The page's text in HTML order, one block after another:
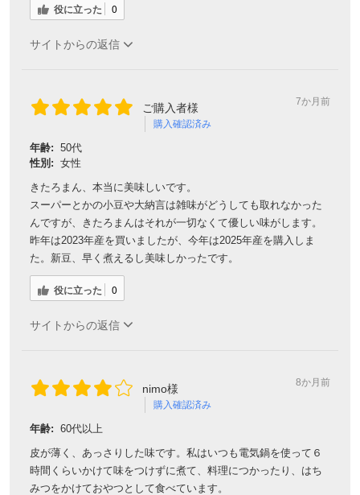
役に立った 0
サイトからの返信
ご購入者様
購入確認済み
7か月前
年齢: 50代
性別: 女性
きたろまん、本当に美味しいです。
スーパーとかの小豆や大納言は雑味がどうしても取れなかった
んですが、きたろまんはそれが一切なくて優しい味がします。
昨年は2023年産を買いましたが、今年は2025年産を購入しま
た。新豆、早く煮えるし美味しかったです。
役に立った 0
サイトからの返信
nimo様
購入確認済み
8か月前
年齢: 60代以上
皮が薄く、あっさりした味です。私はいつも電気鍋を使って６
時間くらいかけて味をつけずに煮て、料理につかったり、はち
みつをかけておやつとして食べています。